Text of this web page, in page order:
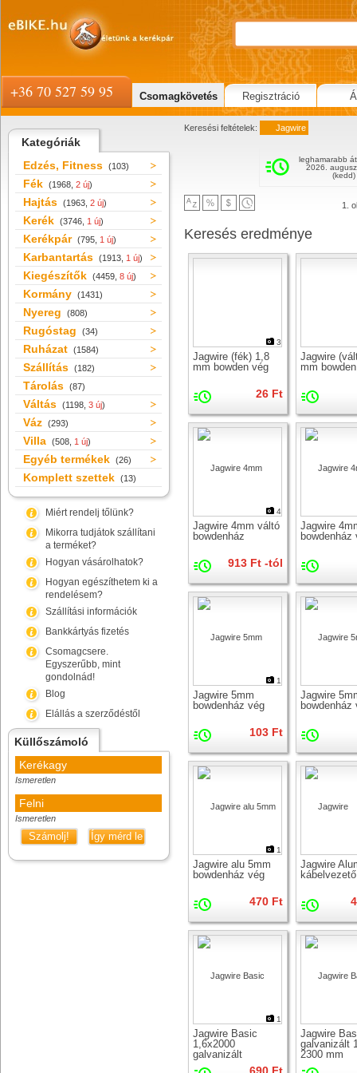
Kategóriák
Edzés, Fitness (103)
Fék (1968, 2 új)
Hajtás (1963, 2 új)
Kerék (3746, 1 új)
Kerékpár (795, 1 új)
Karbantartás (1913, 1 új)
Kiegészítők (4459, 8 új)
Kormány (1431)
Nyereg (808)
Rugóstag (34)
Ruházat (1584)
Szállítás (182)
Tárolás (87)
Váltás (1198, 3 új)
Váz (293)
Villa (508, 1 új)
Egyéb termékek (26)
Komplett szettek (13)
Miért rendelj tőlünk?
Mikorra tudjátok szállítani
a terméket?
Hogyan vásárolhatok?
Hogyan egészíthetem ki a
rendelésem?
Szállítási információk
Bankkártyás fizetés
Csomagcsere.
Egyszerűbb, mint
gondolnád!
Blog
Elállás a szerződéstől
Küllőszámoló
Kerékagy
Ismeretlen
Felni
Ismeretlen
Számolj! Így mérd le
Keresési feltételek: Jagwire
leghamarabb
2026.
(kedd)
1.
Keresés eredménye
3
Jagwire (fék) 1,8
mm bowden vég
26 Ft
Jagwire
mm
4
Jagwire 4mm váltó
bowdenház
913 Ft -tól
Jagwire
bowdenház
1
Jagwire 5mm
bowdenház vég
103 Ft
Jagwire
bowdenház
1
Jagwire alu 5mm
bowdenház vég
470 Ft
Jagwire
kábelvezető
1
Jagwire Basic
1,6x2000
galvanizált
fékbowden
Jagwire
galvanizált
2300 mm
váltóbowden
+36 70 527 59 95 Csomagkövetés Regisztráció